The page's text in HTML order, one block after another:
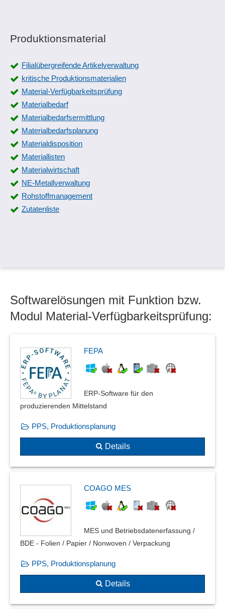
Produktionsmaterial
Filialübergreifende Artikelverwaltung
kritische Produktionsmaterialien
Material-Verfügbarkeitsprüfung
Materialbedarf
Materialbedarfsermittlung
Materialbedarfsplanung
Materialdisposition
Materiallisten
Materialwirtschaft
NE-Metallverwaltung
Rohstoffmanagement
Zutatenliste
Softwarelösungen mit Funktion bzw.
Modul Material-Verfügbarkeitsprüfung:
FEPA
ERP-Software für den
produzierenden Mittelstand
PPS, Produktionsplanung
Details
COAGO MES
MES und Betriebsdatenerfassung /
BDE - Folien / Papier / Nonwoven / Verpackung
PPS, Produktionsplanung
Details